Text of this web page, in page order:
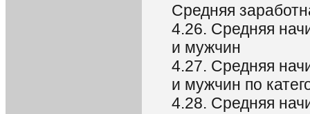
Средняя
4.26. Средняя
и мужчин
4.27. Средняя
и мужчин по
4.28. Средняя